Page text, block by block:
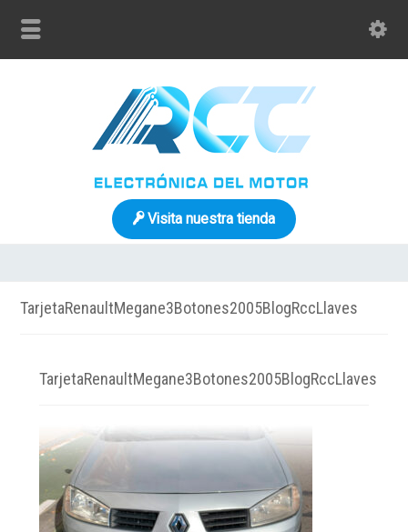
Visita nuestra tienda
TarjetaRenaultMegane3Botones2005BlogRccLlaves
TarjetaRenaultMegane3Botones2005BlogRccLlaves